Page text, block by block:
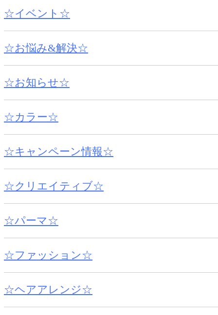
☆イベント☆
☆お悩み&解決☆
☆お知らせ☆
☆カラー☆
☆キャンペーン情報☆
☆クリエイティブ☆
☆パーマ☆
☆ファッション☆
☆ヘアアレンジ☆